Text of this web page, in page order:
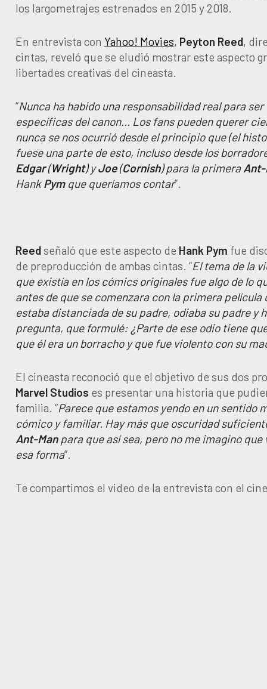
los largometrajes estrenados en 2015 y 2018.
En entrevista con Yahoo! Movies, Peyton Reed,
cintas, reveló que se eludió mostrar este aspecto
libertades creativas del cineasta.
“Nunca ha habido una responsabilidad real para
específicas del canon… Los fans pueden querer
nunca se nos ocurrió desde el principio que (el
fuese una parte de esto, incluso desde los
Edgar(Wright) yJoe(Cornish) para la primeraAnt-
HankPymque queríamos contar”.
Reedseñaló que este aspecto de Hank Pym fue
de preproducción de ambas cintas. “El tema de la
que existía en los cómics originales fue algo de lo
antes de que se comenzara con la primera película
estaba distanciada de su padre, odiaba su padre y
pregunta, que formulé: ¿Parte de ese odio tiene
que él era un borracho y que fue violento con su
El cineasta reconoció que el objetivo de sus dos
Marvel Studios es presentar una historia que
familia. “Parece que estamos yendo en un sentido
cómico y familiar. Hay más que oscuridad
Ant-Manpara que así sea, pero no me imagino que
esa forma”.
Te compartimos el video de la entrevista con el